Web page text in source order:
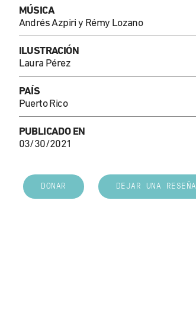
MÚSICA
Andrés Azpiri y Rémy Lozano
ILUSTRACIÓN
Laura Pérez
PAÍS
Puerto Rico
PUBLICADO EN
03/30/2021
DONAR DEJAR UNA RESEÑA